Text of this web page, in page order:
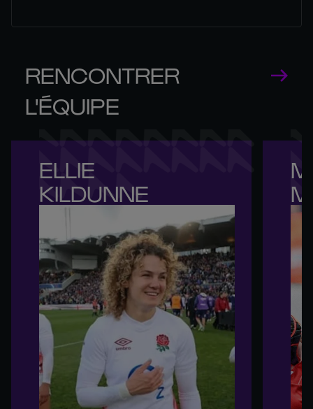
RENCONTRER
L'ÉQUIPE
ELLIE
KILDUNNE